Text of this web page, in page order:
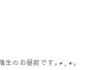
生のお昼前です｡⁠◕⁠‿⁠◕⁠｡